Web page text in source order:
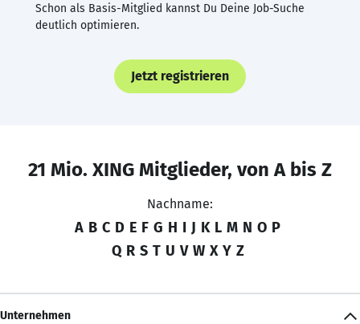
Schon als Basis-Mitglied kannst Du Deine Job-Suche
deutlich optimieren.
Jetzt registrieren
21 Mio. XING Mitglieder, von A bis Z
Nachname:
A B C D E F G H I J K L M N O P
Q R S T U V W X Y Z
Unternehmen